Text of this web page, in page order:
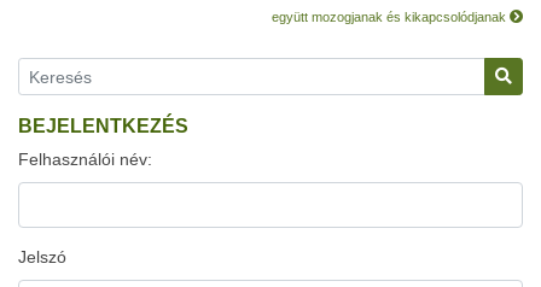
együtt mozogjanak és kikapcsolódjanak
BEJELENTKEZÉS
Felhasználói név:
Jelszó